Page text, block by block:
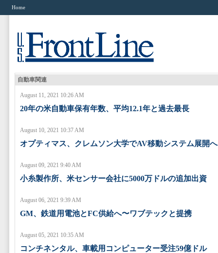
Home
自動車関連
August 11, 2021 10:26 AM
20年の米自動車保有年数、平均12.1年と過去最長
August 10, 2021 10:37 AM
オプティマス、クレムソン大学でAV移動システム展開へ
August 09, 2021 9:40 AM
小糸製作所、米センサー会社に5000万ドルの追加出資
August 06, 2021 9:39 AM
GM、鉄道用電池とFC供給へ〜ワブテックと提携
August 05, 2021 10:35 AM
コンチネンタル、車載用コンピューター受注59億ドル